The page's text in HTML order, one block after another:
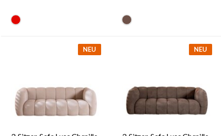
#E10600 #6e5148
NEU NEU